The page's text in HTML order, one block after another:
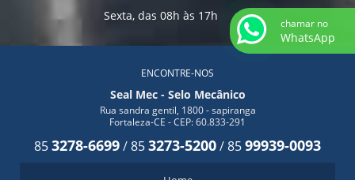
Sexta, das 08h às 17h
ENCONTRE-NOS
Seal Mec - Selo Mecânico
Rua sandra gentil, 1800 - sapiranga
Fortaleza-CE - CEP: 60.833-291
853278-6699/853273-5200/8599939-0093
chamar no
WhatsApp